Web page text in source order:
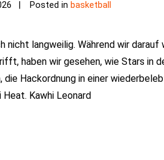
Posted in basketball
nicht langweilig. Während wir
haben wir gesehen, wie Stars in
die Hackordnung in einer
Kawhi Leonard